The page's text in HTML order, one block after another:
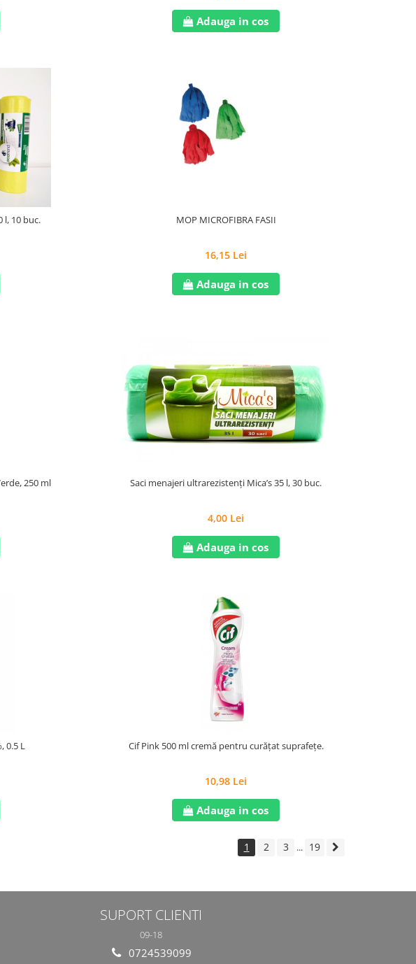
Adauga in cos
l, 10 buc. MOP MICROFIBRA FASII
16,15 Lei
Adauga in cos
250 ml Saci menajeri ultrarezistenți Mica’s 35 l, 30 buc.
4,00 Lei
Adauga in cos
0.5 L Cif Pink 500 ml cremă pentru curățat suprafețe.
10,98 Lei
Adauga in cos
1 2 3 ... 19
SUPORT CLIENTI
09-18
0724539099